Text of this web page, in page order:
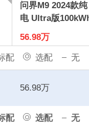
问界M9 2024款纯
电 Ultra版
56.98万
配 选配 无
配 选配 无
56.98万